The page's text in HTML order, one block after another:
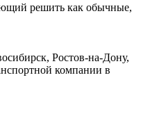
решить как обычные,
Ростов-на-Дону,
компании в